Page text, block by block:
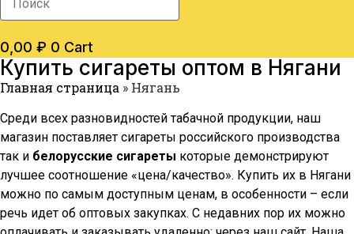
0,00 ₽ 0 Cart
Купить сигареты оптом в Нягани
Главная страница » Нягань
Среди всех разновидностей табачной продукции, наш
магазин поставляет сигареты российского производства
так и белорусские сигареты которые демонстрируют
лучшее соотношение «цена/качество». Купить их в Нягани
можно по самым доступным ценам, в особенности – если
речь идет об оптовых закупках. С недавних пор их можно